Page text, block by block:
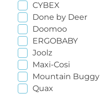
CYBEX
Done by Deer
Doomoo
ERGOBABY
Joolz
Maxi-Cosi
Mountain Buggy
Quax